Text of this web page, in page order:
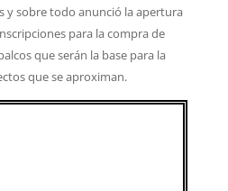
y sobre todo anunció la apertura
para la compra de
que serán la base para la
que se aproximan.